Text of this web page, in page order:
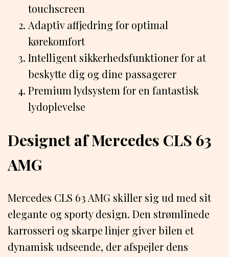
touchscreen
Adaptiv affjedring for optimal
kørekomfort
Intelligent sikkerhedsfunktioner for at
beskytte dig og dine passagerer
Premium lydsystem for en fantastisk
lydoplevelse
Designet af Mercedes CLS 63
AMG
Mercedes CLS 63 AMG skiller sig ud med sit
elegante og sporty design. Den strømlinede
karrosseri og skarpe linjer giver bilen et
dynamisk udseende, der afspejler dens